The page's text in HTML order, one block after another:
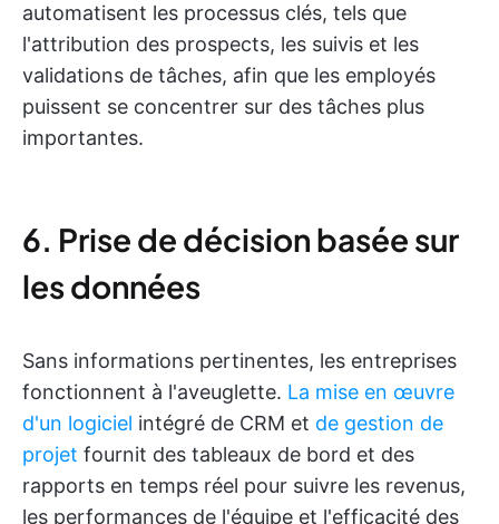
automatisent les processus clés, tels que
l'attribution des prospects, les suivis et les
validations de tâches, afin que les employés
puissent se concentrer sur des tâches plus
importantes.
6. Prise de décision basée sur
les données
Sans informations pertinentes, les entreprises
fonctionnent à l'aveuglette. La mise en œuvre
d'un logiciel intégré de CRM et de gestion de
projet fournit des tableaux de bord et des
rapports en temps réel pour suivre les revenus,
les performances de l'équipe et l'efficacité des